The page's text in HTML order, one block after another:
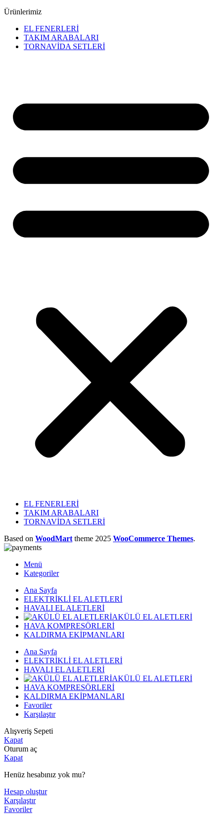
Ürünlerimiz
EL FENERLERİ
TAKIM ARABALARI
TORNAVİDA SETLERİ
EL FENERLERİ
TAKIM ARABALARI
TORNAVİDA SETLERİ
Based on WoodMart theme 2025 WooCommerce Themes.
Menü
Kategoriler
Ana Sayfa
ELEKTRİKLİ EL ALETLERİ
HAVALI EL ALETLERİ
AKÜLÜ EL ALETLERİ
HAVA KOMPRESÖRLERİ
KALDIRMA EKİPMANLARI
Ana Sayfa
ELEKTRİKLİ EL ALETLERİ
HAVALI EL ALETLERİ
AKÜLÜ EL ALETLERİ
HAVA KOMPRESÖRLERİ
KALDIRMA EKİPMANLARI
Favoriler
Karşılaştır
Alışveriş Sepeti
Kapat
Oturum aç
Kapat
Henüz hesabınız yok mu?
Hesap oluştur
Karşılaştır
Favoriler